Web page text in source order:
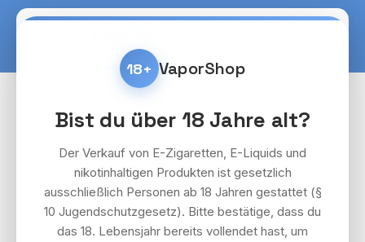
Zum Hauptinhalt springen
Bildergalerie überspringen
18+ VaporShop
Bist du über 18 Jahre alt?
Der Verkauf von E-Zigaretten, E-Liquids und
nikotinhaltigen Produkten ist gesetzlich
ausschließlich Personen ab 18 Jahren gestattet (§
10 Jugendschutzgesetz). Bitte bestätige, dass du
das 18. Lebensjahr bereits vollendet hast, um